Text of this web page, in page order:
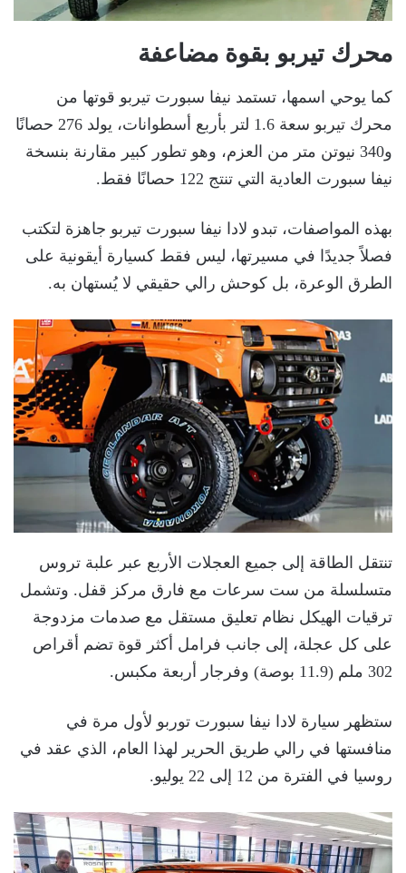
محرك تيربو بقوة مضاعفة
كما يوحي اسمها، تستمد نيفا سبورت تيربو قوتها من
محرك تيربو سعة 1.6 لتر بأربع أسطوانات، يولد 276 حصانًا
و340 نيوتن متر من العزم، وهو تطور كبير مقارنة بنسخة
نيفا سبورت العادية التي تنتج 122 حصانًا فقط.
بهذه المواصفات، تبدو لادا نيفا سبورت تيربو جاهزة لتكتب
فصلاً جديدًا في مسيرتها، ليس فقط كسيارة أيقونية على
الطرق الوعرة، بل كوحش رالي حقيقي لا يُستهان به.
تنتقل الطاقة إلى جميع العجلات الأربع عبر علبة تروس
متسلسلة من ست سرعات مع فارق مركز قفل. وتشمل
ترقيات الهيكل نظام تعليق مستقل مع صدمات مزدوجة
على كل عجلة، إلى جانب فرامل أكثر قوة تضم أقراص
302 ملم (11.9 بوصة) وفرجار أربعة مكبس.
ستظهر سيارة لادا نيفا سبورت توربو لأول مرة في
منافستها في رالي طريق الحرير لهذا العام، الذي عقد في
روسيا في الفترة من 12 إلى 22 يوليو.